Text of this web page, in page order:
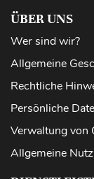
ÜBER UNS
Wer sind wir?
Allgemeine
Rechtliche
Persönliche
Verwaltung von
Allgemeine